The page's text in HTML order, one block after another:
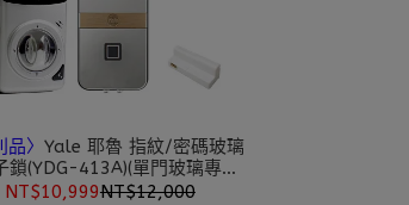
品〉Yale 耶魯 指紋/密碼玻璃
鎖(YDG-413A)(單門玻璃專用)
(送藍芽模組)(附基本安裝)
NT$10,999NT$12,000